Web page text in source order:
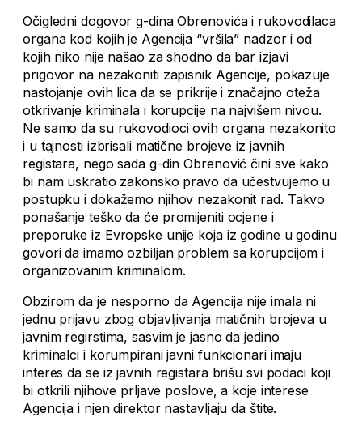
Očigledni dogovor g-dina Obrenovića i rukovodilaca
organa kod kojih je Agencija “vršila” nadzor i od
kojih niko nije našao za shodno da bar izjavi
prigovor na nezakoniti zapisnik Agencije, pokazuje
nastojanje ovih lica da se prikrije i značajno oteža
otkrivanje kriminala i korupcije na najvišem nivou.
Ne samo da su rukovodioci ovih organa nezakonito
i u tajnosti izbrisali matične brojeve iz javnih
registara, nego sada g-din Obrenović čini sve kako
bi nam uskratio zakonsko pravo da učestvujemo u
postupku i dokažemo njihov nezakonit rad. Takvo
ponašanje teško da će promijeniti ocjene i
preporuke iz Evropske unije koja iz godine u godinu
govori da imamo ozbiljan problem sa korupcijom i
organizovanim kriminalom.
Obzirom da je nesporno da Agencija nije imala ni
jednu prijavu zbog objavljivanja matičnih brojeva u
javnim regirstima, sasvim je jasno da jedino
kriminalci i korumpirani javni funkcionari imaju
interes da se iz javnih registara brišu svi podaci koji
bi otkrili njihove prljave poslove, a koje interese
Agencija i njen direktor nastavljaju da štite.